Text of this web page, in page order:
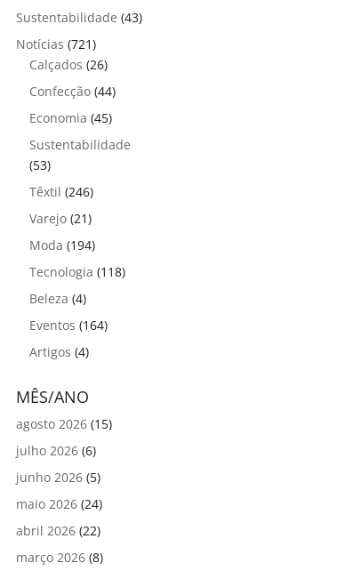
Sustentabilidade (43)
Notícias (721)
Calçados (26)
Confecção (44)
Economia (45)
Sustentabilidade
(53)
Têxtil (246)
Varejo (21)
Moda (194)
Tecnologia (118)
Beleza (4)
Eventos (164)
Artigos (4)
MÊS/ANO
agosto 2026 (15)
julho 2026 (6)
junho 2026 (5)
maio 2026 (24)
abril 2026 (22)
março 2026 (8)